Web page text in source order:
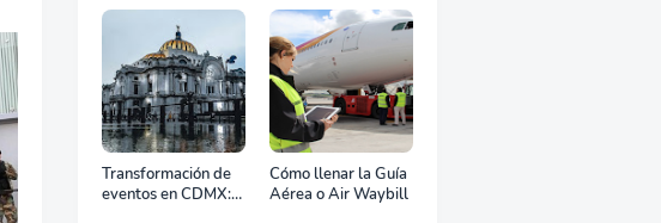
el transporte
marítimo?
Transformación de
eventos en CDMX:
Cómo llenar la Guía
Aérea o Air Waybill